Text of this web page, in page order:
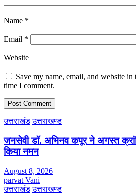
Name *
Email *
Website
Save my name, email, and website
time I comment.
उत्तराखंड उत्तराखण्ड
जनसेवी डॉ. अभिनव कपूर ने अगस्त
किया नमन
August 8, 2026
parvat Vani
उत्तराखंड उत्तराखण्ड